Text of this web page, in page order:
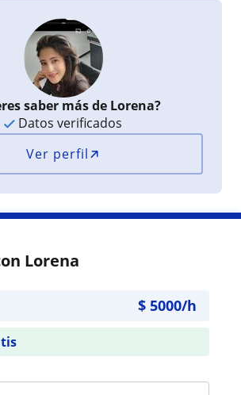
saber más de Lorena?
Datos verificados
Ver perfil
Lorena
$ 5000/h